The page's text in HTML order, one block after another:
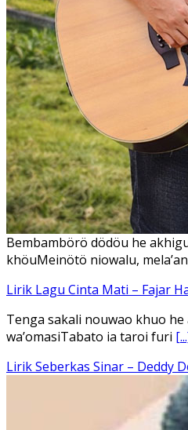
Ena’o natola ukhamoHaga
khomoUohe ia ube bangaimo
Lirik Lagu FAFOFA Ciptaan